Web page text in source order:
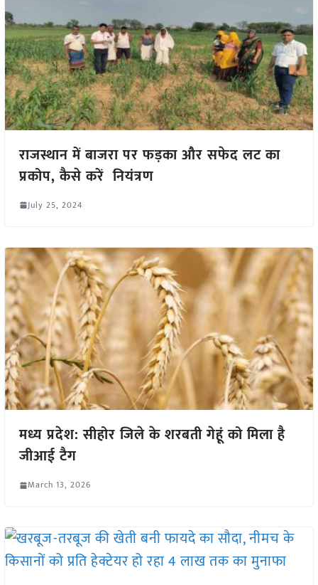
राजस्थान में बाजरा पर फड़का और सफेद लट का
प्रकोप, कैसे करें नियंत्रण
July 25, 2024
मध्य प्रदेश: सीहोर जिले के शरबती गेहूं को मिला है
जीआई टैग
March 13, 2026